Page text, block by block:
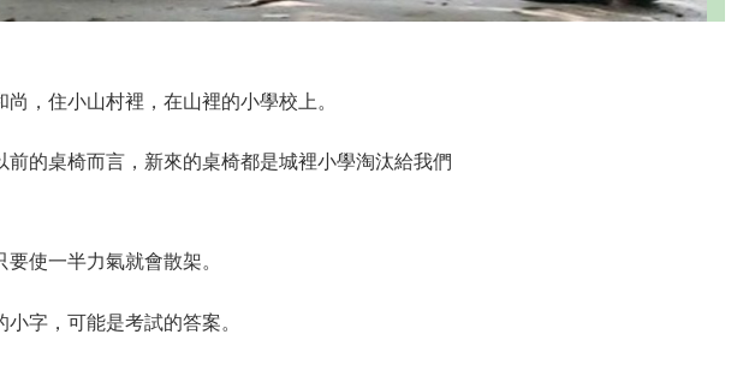
，住小山村裡，在山裡的小學校上。
的桌椅而言，新來的桌椅都是城裡小學淘汰給我們
使一半力氣就會散架。
字，可能是考試的答案。